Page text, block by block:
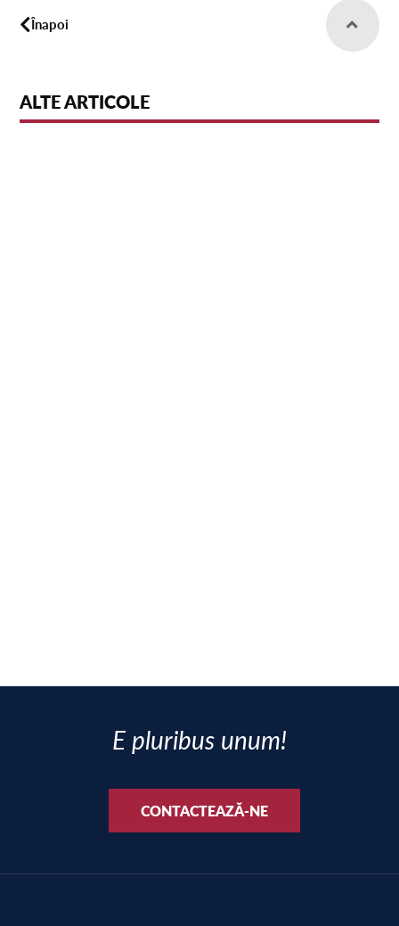
Înapoi
ALTE ARTICOLE
E pluribus unum!
CONTACTEAZĂ-NE